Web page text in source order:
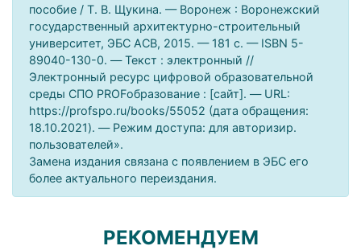
пособие / Т. В. Щукина. — Воронеж : Воронежский
государственный архитектурно-строительный
университет, ЭБС АСВ, 2015. — 181 c. — ISBN 5-
89040-130-0. — Текст : электронный //
Электронный ресурс цифровой образовательной
среды СПО PROFобразование : [сайт]. — URL:
https://profspo.ru/books/55052 (дата обращения:
18.10.2021). — Режим доступа: для авторизир.
пользователей».
Замена издания связана с появлением в ЭБС его
более актуального переиздания.
РЕКОМЕНДУЕМ